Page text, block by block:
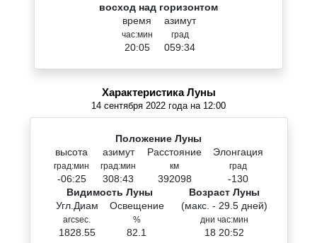
восход над горизонтом
время
час:мин
20:05
азимут
град
059:34
Характеристика Луны
14 сентября 2022 года на 12:00
Положение Луны
высота
град:мин
-06:25
азимут
град:мин
308:43
Расстояние
км
392098
Элонгация
град
-130
Видимость Луны
Угл.Диам
arcsec.
1828.55
Освещение
%
82.1
Возраст Луны
(макс. - 29.5 дней)
дни час:мин
18 20:52